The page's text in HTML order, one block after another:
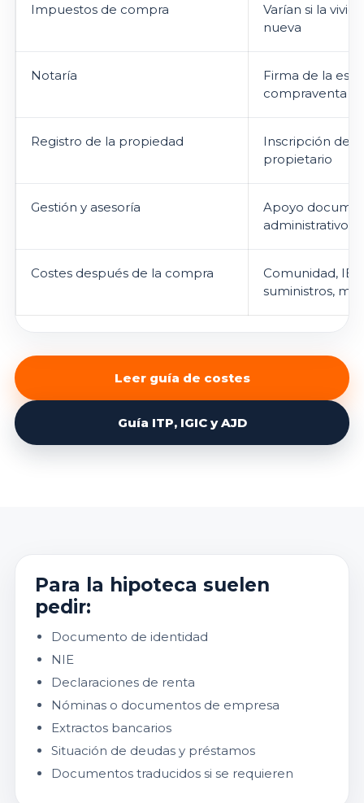
Impuestos de compra
Varían si la
nueva
Notaría
Firma de la
compraventa
Registro de la propiedad
Inscripción del
propietario
Gestión y asesoría
Apoyo
administrativo
Costes después de la compra
Comunidad, IBI,
suministros,
Leer guía de costes
Guía ITP, IGIC y AJD
Para la hipoteca suelen
pedir:
Documento de identidad
NIE
Declaraciones de renta
Nóminas o documentos de empresa
Extractos bancarios
Situación de deudas y préstamos
Documentos traducidos si se requieren